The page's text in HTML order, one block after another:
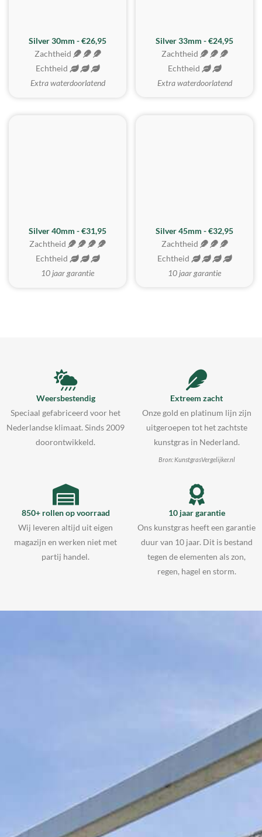
Silver 30mm - €26,95
Zachtheid
Echtheid
Extra waterdoorlatend
Silver 33mm - €24,95
Zachtheid
Echtheid
Extra waterdoorlatend
Silver 40mm - €31,95
Zachtheid
Echtheid
10 jaar garantie
MEEST GEKOZEN
Silver 45mm - €32,95
Zachtheid
Echtheid
10 jaar garantie
Weersbestendig
Speciaal gefabriceerd voor het
Nederlandse klimaat. Sinds 2009
doorontwikkeld.
Extreem zacht
Onze gold en platinum lijn zijn
uitgeroepen tot het zachtste
kunstgras in Nederland.
Bron: KunstgrasVergelijker.nl
850+ rollen op voorraad
Wij leveren altijd uit eigen
magazijn en werken niet met
partij handel.
10 jaar garantie
Ons kunstgras heeft een garantie
duur van 10 jaar. Dit is bestand
tegen de elementen als zon,
regen, hagel en storm.